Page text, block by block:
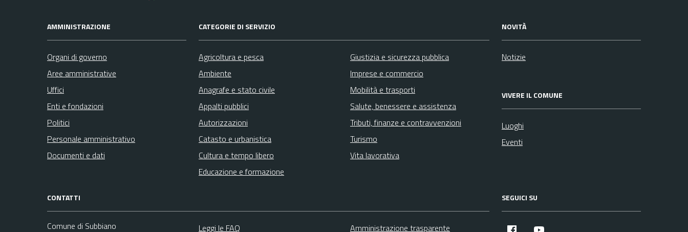
AMMINISTRAZIONE
Organi di governo
Aree amministrative
Uffici
Enti e fondazioni
Politici
Personale amministrativo
Documenti e dati
CATEGORIE DI SERVIZIO
Agricoltura e pesca
Ambiente
Anagrafe e stato civile
Appalti pubblici
Autorizzazioni
Catasto e urbanistica
Cultura e tempo libero
Educazione e formazione
Giustizia e sicurezza pubblica
Imprese e commercio
Mobilità e trasporti
Salute, benessere e assistenza
Tributi, finanze e contravvenzioni
Turismo
Vita lavorativa
NOVITÀ
Notizie
VIVERE IL COMUNE
Luoghi
Eventi
CONTATTI
Comune di Subbiano
Leggi le FAQ Amministrazione trasparente
SEGUICI SU
Facebook